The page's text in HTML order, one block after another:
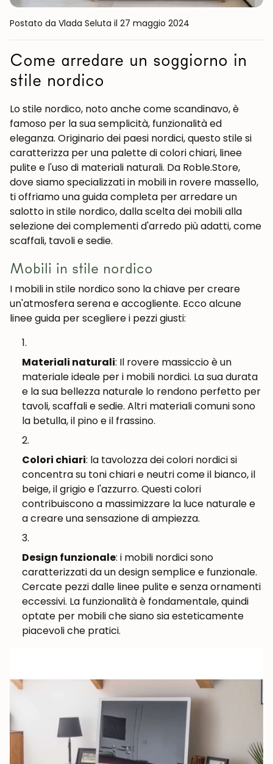
Postato da Vlada Seluta il 27 maggio 2024
Come arredare un soggiorno in
stile nordico
Lo stile nordico, noto anche come scandinavo, è
famoso per la sua semplicità, funzionalità ed
eleganza. Originario dei paesi nordici, questo stile si
caratterizza per una palette di colori chiari, linee
pulite e l'uso di materiali naturali. Da Roble.Store,
dove siamo specializzati in mobili in rovere massello,
ti offriamo una guida completa per arredare un
salotto in stile nordico, dalla scelta dei mobili alla
selezione dei complementi d'arredo più adatti, come
scaffali, tavoli e sedie.
Mobili in stile nordico
I mobili in stile nordico sono la chiave per creare
un'atmosfera serena e accogliente. Ecco alcune
linee guida per scegliere i pezzi giusti:
Materiali naturali: Il rovere massiccio è un
materiale ideale per i mobili nordici. La sua durata
e la sua bellezza naturale lo rendono perfetto per
tavoli, scaffali e sedie. Altri materiali comuni sono
la betulla, il pino e il frassino.
Colori chiari: la tavolozza dei colori nordici si
concentra su toni chiari e neutri come il bianco, il
beige, il grigio e l'azzurro. Questi colori
contribuiscono a massimizzare la luce naturale e
a creare una sensazione di ampiezza.
Design funzionale: i mobili nordici sono
caratterizzati da un design semplice e funzionale.
Cercate pezzi dalle linee pulite e senza ornamenti
eccessivi. La funzionalità è fondamentale, quindi
optate per mobili che siano sia esteticamente
piacevoli che pratici.